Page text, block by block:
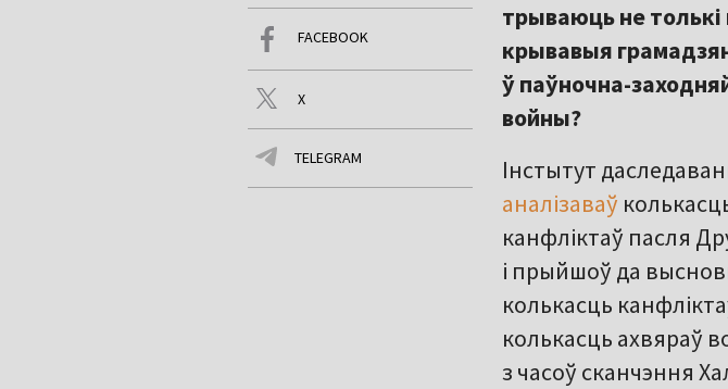
FACEBOOK
X
TELEGRAM
трываюць не толькі
крывавыя
ў паўночна-
войны?
Інстытут
аналізаваў
канфліктаў пасля
і прыйшоў да
колькасць
колькасць ахвяраў
з часоў сканчэння